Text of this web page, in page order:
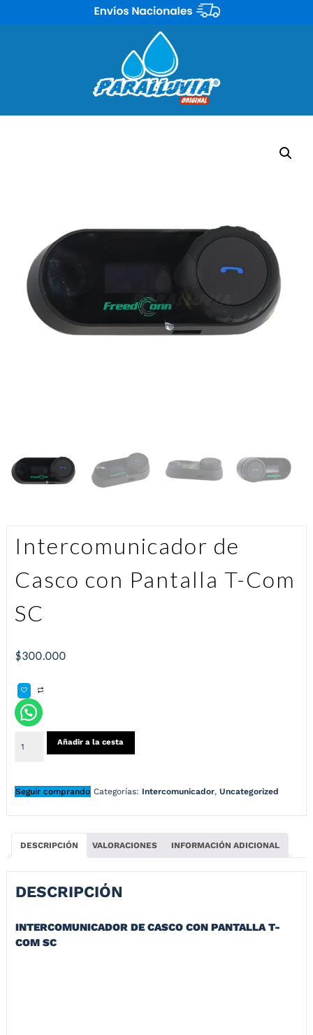
Intercomunicador de
Casco con Pantalla T-Com
SC
$300.000
Añadir a la cesta
Seguir comprando Categorías: Intercomunicador, Uncategorized
DESCRIPCIÓN VALORACIONES INFORMACIÓN ADICIONAL
DESCRIPCIÓN
INTERCOMUNICADOR DE CASCO CON PANTALLA T-
COM SC